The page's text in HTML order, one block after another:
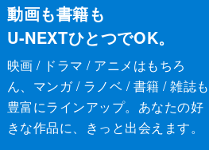
動画も書籍も
U-NEXTひとつでOK。
映画 / ドラマ / アニメはもちろ
ん、マンガ / ラノベ / 書籍 / 雑誌も
豊富にラインアップ。あなたの好
きな作品に、きっと出会えます。